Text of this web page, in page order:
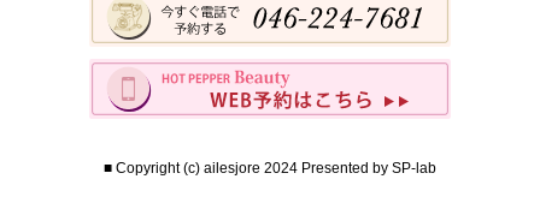
■ Copyright (c) ailesjore 2024 Presented by SP-lab